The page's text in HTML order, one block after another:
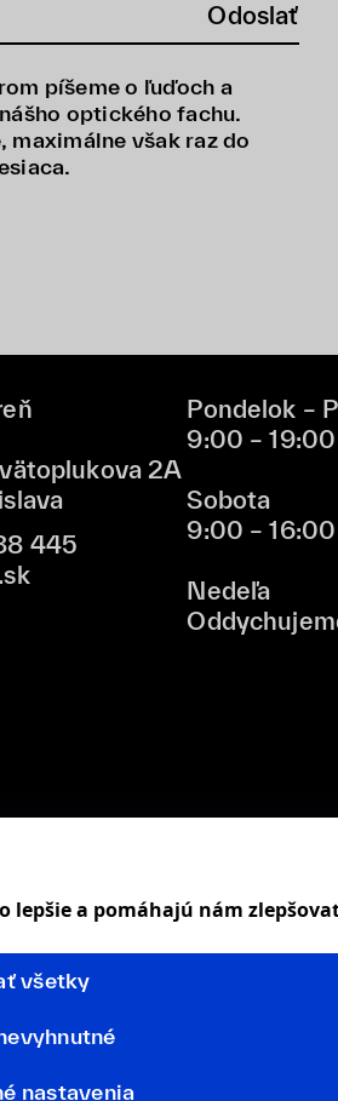
Odoslať
píšeme o ľuďoch a
optického fachu.
maximálne však raz do
2A
445
Pondelok –
9:00 – 19:00
Sobota
9:00 – 16:00
Nedeľa
lepšie a pomáhajú nám
všetky
nastavenia